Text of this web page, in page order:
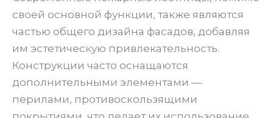
своей основной функции, также являются
частью общего дизайна фасадов, добавляя
им эстетическую привлекательность.
Конструкции часто оснащаются
дополнительными элементами —
перилами, противоскользящими